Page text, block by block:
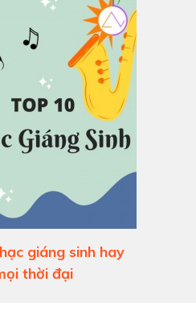
giáng sinh hay
thời đại